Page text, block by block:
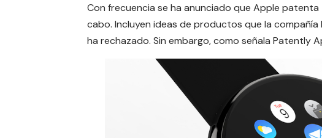
Con frecuencia se ha anunciado que Apple patenta
cabo. Incluyen ideas de productos que la
ha rechazado. Sin embargo, como señala Patently